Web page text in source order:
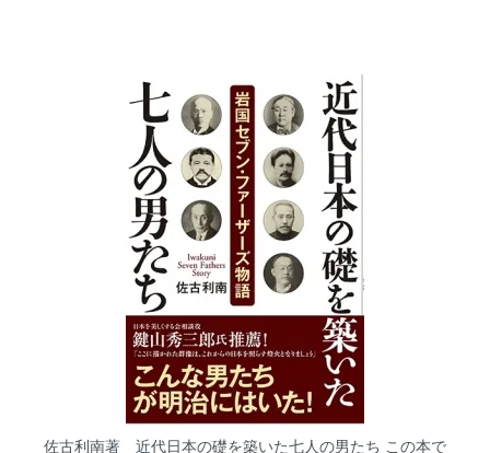
佐古利南著 近代日本の礎を築いた七人の男たち この本で